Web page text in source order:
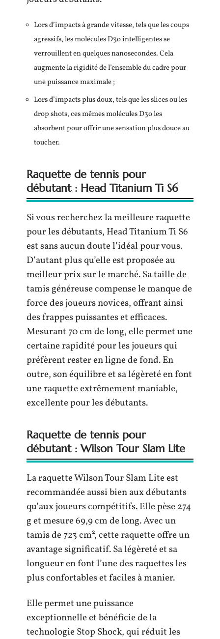
Lors d’impacts à grande vitesse, tels que les coups
agressifs, les molécules D3o intelligentes se
verrouillent en quelques nanosecondes. Cela
augmente la rigidité de l’ensemble du cadre pour
une puissance maximale ;
Lors d’impacts plus doux, tels que les slices ou les
drop shots, ces mêmes molécules D3o les
absorbent pour offrir une sensation plus douce au
toucher.
Raquette de tennis pour
débutant : Head Titanium Ti S6
Si vous recherchez la meilleure raquette
pour les débutants, Head Titanium Ti S6
est sans aucun doute l’idéal pour vous.
D’autant plus qu’elle est proposée au
meilleur prix sur le marché. Sa taille de
tamis généreuse compense le manque de
force des joueurs novices, offrant ainsi
des frappes puissantes et efficaces.
Mesurant 70 cm de long, elle permet une
certaine rapidité pour les joueurs qui
préfèrent rester en ligne de fond. En
outre, son équilibre et sa légèreté en font
une raquette extrêmement maniable,
excellente pour les débutants.
Raquette de tennis pour
débutant : Wilson Tour Slam Lite
La raquette Wilson Tour Slam Lite est
recommandée aussi bien aux débutants
qu’aux joueurs compétitifs. Elle pèse 274
g et mesure 69,9 cm de long. Avec un
tamis de 723 cm², cette raquette offre un
avantage significatif. Sa légèreté et sa
longueur en font l’une des raquettes les
plus confortables et faciles à manier.
Elle permet une puissance
exceptionnelle et bénéficie de la
technologie Stop Shock, qui réduit les